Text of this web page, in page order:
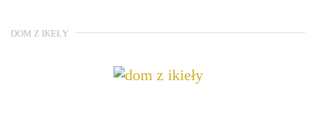
DOM Z IKEŁY